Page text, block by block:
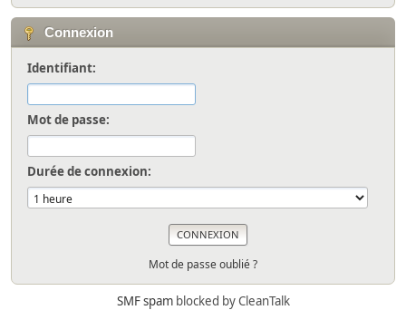
Connexion
Identifiant:
Mot de passe:
Durée de connexion:
Mot de passe oublié ?
SMF spamblocked by CleanTalk